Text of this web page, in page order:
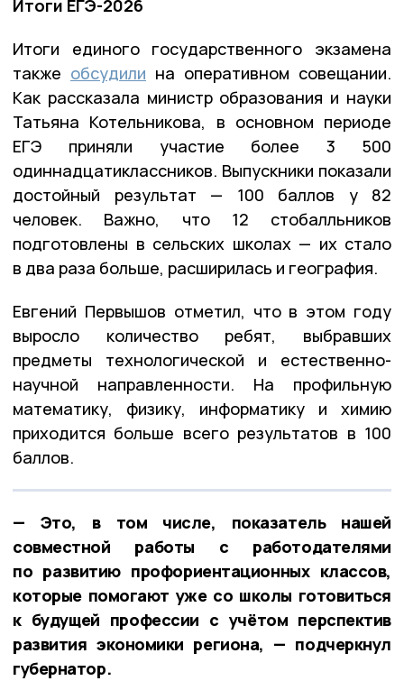
Итоги ЕГЭ-2026
Итоги единого государственного экзамена
также обсудили на оперативном совещании.
Как рассказала министр образования и науки
Татьяна Котельникова, в основном периоде
ЕГЭ приняли участие более 3 500
одиннадцатиклассников. Выпускники показали
достойный результат — 100 баллов у 82
человек. Важно, что 12 стобалльников
подготовлены в сельских школах — их стало
в два раза больше, расширилась и география.
Евгений Первышов отметил, что в этом году
выросло количество ребят, выбравших
предметы технологической и естественно-
научной направленности. На профильную
математику, физику, информатику и химию
приходится больше всего результатов в 100
баллов.
— Это, в том числе, показатель нашей
совместной работы с работодателями
по развитию профориентационных классов,
которые помогают уже со школы готовиться
к будущей профессии с учётом перспектив
развития экономики региона, — подчеркнул
губернатор.